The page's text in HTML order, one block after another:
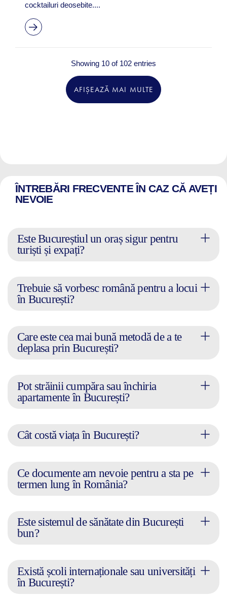
cocktailuri deosebite....
Showing 10 of 102 entries
AFIȘEAZĂ MAI MULTE
ÎNTREBĂRI FRECVENTE ÎN CAZ CĂ AVEȚI
NEVOIE
Este Bucureștiul un oraș sigur pentru
turiști și expați?
Trebuie să vorbesc română pentru a locui
în București?
Care este cea mai bună metodă de a te
deplasa prin București?
Pot străinii cumpăra sau închiria
apartamente în București?
Cât costă viața în București?
Ce documente am nevoie pentru a sta pe
termen lung în România?
Este sistemul de sănătate din București
bun?
Există școli internaționale sau universități
în București?